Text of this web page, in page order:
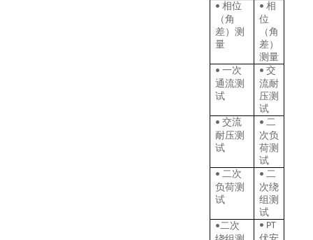
• 相位
（角
差）测
量
• 相
位
（角
差）
测量
• 一次
通流测
试
• 交
流耐
压测
试
• 交流
耐压测
试
• 二
次负
荷测
试
• 二次
负荷测
试
• 二
次绕
组测
试
•二次
• PT